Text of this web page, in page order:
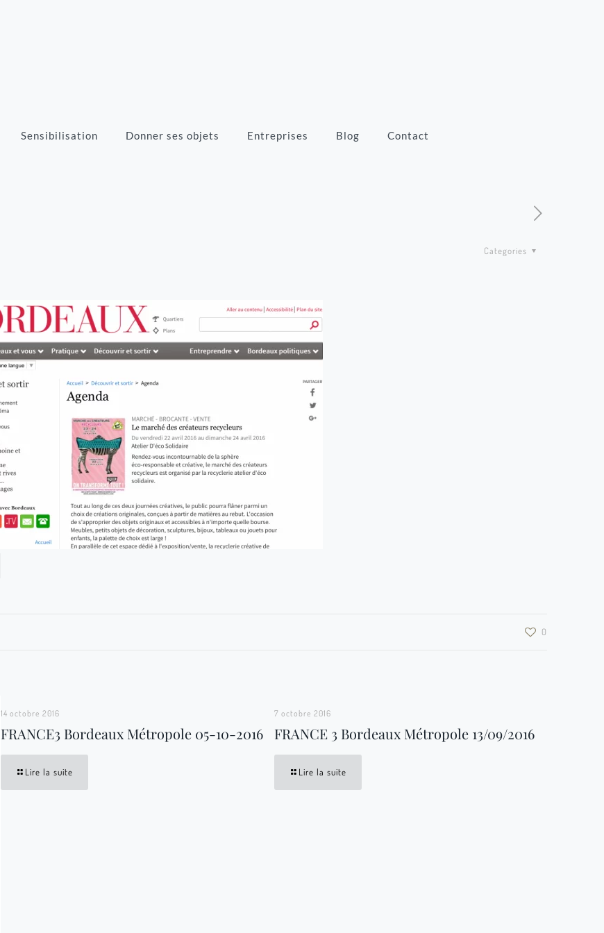
Sensibilisation Donner ses objets Entreprises Blog Contact
Categories
0
14 octobre 2016
FRANCE3 Bordeaux Métropole 05-10-2016
Lire la suite
7 octobre 2016
FRANCE 3 Bordeaux Métropole 13/09/2016
Lire la suite